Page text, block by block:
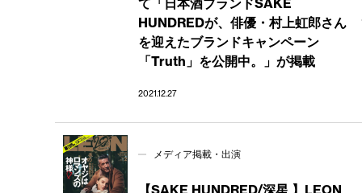
て「日本酒ブランドSAKE
HUNDREDが、俳優・村上虹郎さん
を迎えたブランドキャンペーン
「Truth」を公開中。」が掲載
2021.12.27
メディア掲載・出演
【SAKE HUNDRED/深星 】LEON